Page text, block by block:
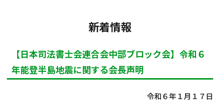
新着情報
【日本司法書士会連合会中部ブロック会】令和６
年能登半島地震に関する会長声明
令和６年１月１７日
ホーム
司法書士の仕事